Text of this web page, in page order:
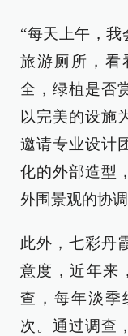
“每天上午，
旅游厕所，看
全，绿植是否
以完美的设施
邀请专业设计
化的外部造型
外围景观的协
此外，七彩丹
意度，近年来
查，每年淡季
次。通过调查